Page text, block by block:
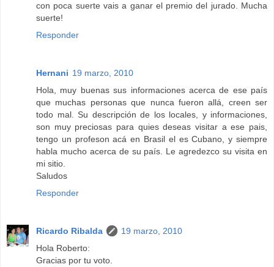
con poca suerte vais a ganar el premio del jurado. Mucha
suerte!
Responder
Hernani 19 marzo, 2010
Hola, muy buenas sus informaciones acerca de ese país
que muchas personas que nunca fueron allá, creen ser
todo mal. Su descripción de los locales, y informaciones,
son muy preciosas para quies deseas visitar a ese pais,
tengo un profeson acá en Brasil el es Cubano, y siempre
habla mucho acerca de su país. Le agredezco su visita en
mi sitio.
Saludos
Responder
Ricardo Ribalda
19 marzo, 2010
Hola Roberto:
Gracias por tu voto.